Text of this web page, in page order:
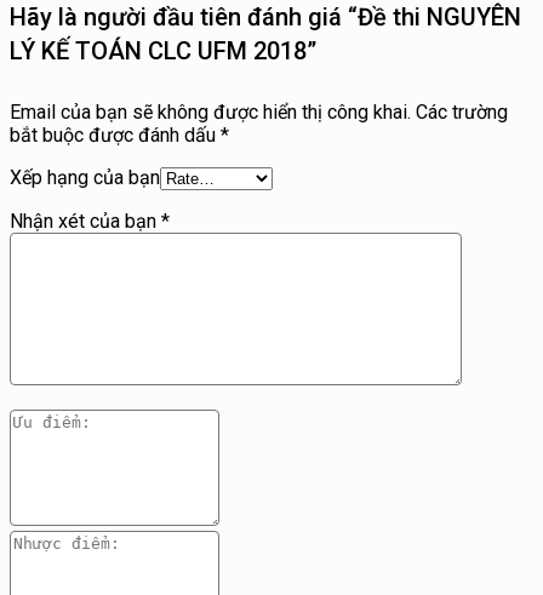
Hãy là người đầu tiên đánh giá “Đề thi NGUYÊN
LÝ KẾ TOÁN CLC UFM 2018”
Email của bạn sẽ không được hiển thị công khai. Các trường
bắt buộc được đánh dấu *
Xếp hạng của bạn
Nhận xét của bạn *